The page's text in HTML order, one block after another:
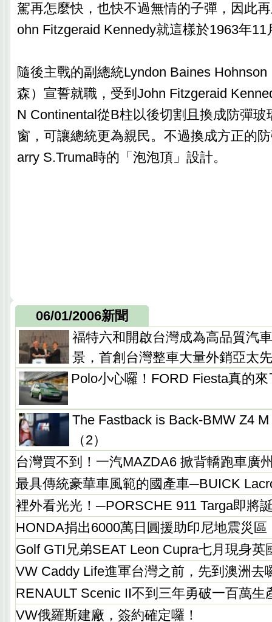
駕再怎麼快，也快不過無情的子彈，因此
ohn Fitzgeraid Kennedy就這樣於1963年11
隨後主戰的副總統Lyndon Baines
森）宣誓就職，受到John Fitzgeraid
N Continental從B柱以後切割且換成防彈玻
窗，可讓總統更為親民。不過換成方正的
arry S.Truma時的「泡泡頂」設計。
06/01/2006新聞
福特六和開啟台灣成為高品質汽
景，首創台灣整車大量外銷亞太
Polo小心囉！FORD Fiesta真的來
The Fastback is Back-BMW Z4
（2）
台灣買不到！一汽MAZDA6 掀背轎跑車廣
最具傳統豪華車風範的國產車─BUICK
裡外看光光！─PORSCHE 911 Targa即將
HONDA捐出6000萬日圓援助印尼地震災區
Golf GTI兄弟SEAT Leon Cupra七月現身英
VW Caddy Life進軍台灣之前，先到澳洲去
RENAULT Scenic II不到三年勇破一百萬生
VW俄羅斯建廠，簽約確定囉！